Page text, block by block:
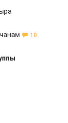
10